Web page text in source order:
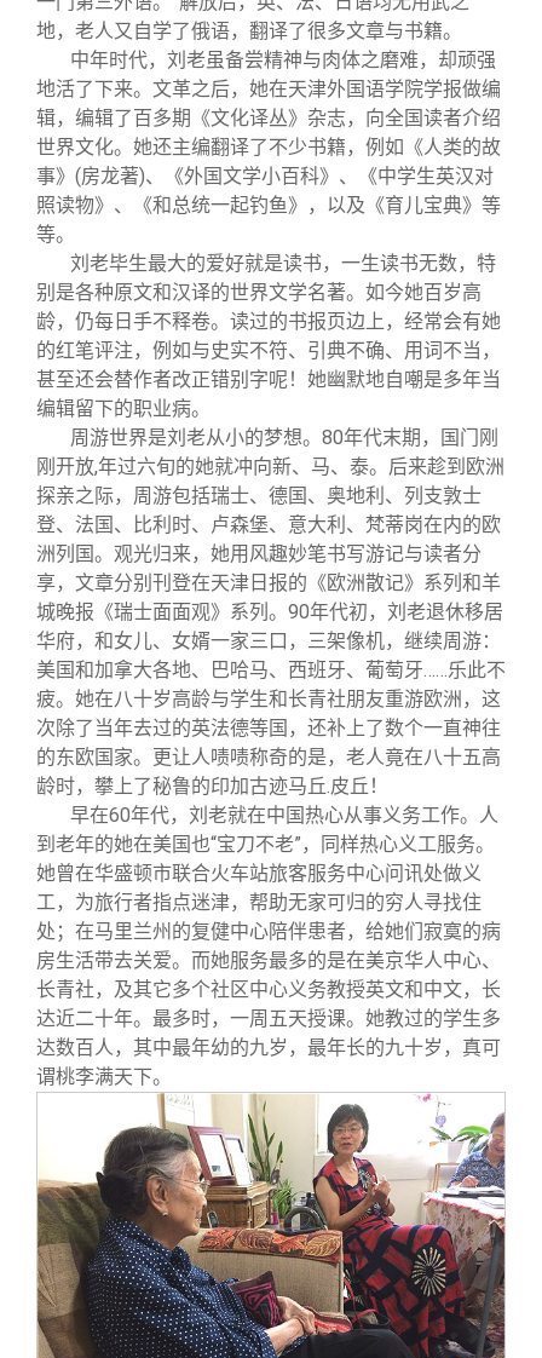
地，老人又自学了俄语，翻译了很多文章与书籍。
中年时代，刘老虽备尝精神与肉体之磨难，却顽强
地活了下来。文革之后，她在天津外国语学院学报做编
辑，编辑了百多期《文化译丛》杂志，向全国读者介绍
世界文化。她还主编翻译了不少书籍，例如《人类的故
事》(房龙著)、《外国文学小百科》、《中学生英汉对
照读物》、《和总统一起钓鱼》，以及《育儿宝典》等
等。
刘老毕生最大的爱好就是读书，一生读书无数，特
别是各种原文和汉译的世界文学名著。如今她百岁高
龄，仍每日手不释卷。读过的书报页边上，经常会有她
的红笔评注，例如与史实不符、引典不确、用词不当，
甚至还会替作者改正错别字呢！她幽默地自嘲是多年当
编辑留下的职业病。
周游世界是刘老从小的梦想。80年代末期，国门刚
刚开放,年过六旬的她就冲向新、马、泰。后来趁到欧洲
探亲之际，周游包括瑞士、德国、奥地利、列支敦士
登、法国、比利时、卢森堡、意大利、梵蒂岗在内的欧
洲列国。观光归来，她用风趣妙笔书写游记与读者分
享，文章分别刊登在天津日报的《欧洲散记》系列和羊
城晚报《瑞士面面观》系列。90年代初，刘老退休移居
华府，和女儿、女婿一家三口，三架像机，继续周游：
美国和加拿大各地、巴哈马、西班牙、葡萄牙……乐此不
疲。她在八十岁高龄与学生和长青社朋友重游欧洲，这
次除了当年去过的英法德等国，还补上了数个一直神往
的东欧国家。更让人啧啧称奇的是，老人竟在八十五高
龄时，攀上了秘鲁的印加古迹马丘.皮丘！
早在60年代，刘老就在中国热心从事义务工作。人
到老年的她在美国也“宝刀不老”，同样热心义工服务。
她曾在华盛顿市联合火车站旅客服务中心问讯处做义
工，为旅行者指点迷津，帮助无家可归的穷人寻找住
处；在马里兰州的复健中心陪伴患者，给她们寂寞的病
房生活带去关爱。而她服务最多的是在美京华人中心、
长青社，及其它多个社区中心义务教授英文和中文，长
达近二十年。最多时，一周五天授课。她教过的学生多
达数百人，其中最年幼的九岁，最年长的九十岁，真可
谓桃李满天下。